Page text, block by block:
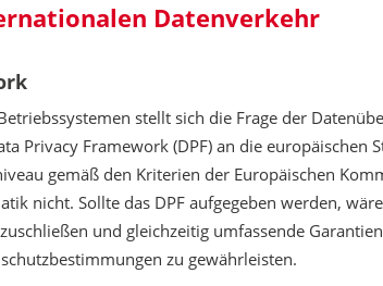
Datenverkehr
stellt sich die Frage der
Privacy Framework (DPF) an die europäischen
gemäß den Kriterien der Europäischen
nicht. Sollte das DPF aufgegeben werden,
und gleichzeitig umfassende
zu gewährleisten.